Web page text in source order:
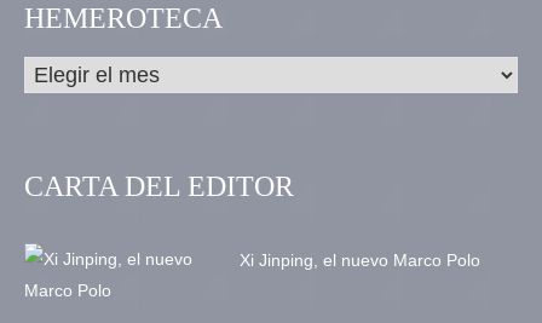
HEMEROTECA
CARTA DEL EDITOR
Xi Jinping, el nuevo Marco Polo